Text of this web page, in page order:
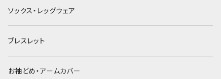
ソックス・レッグウェア
ブレスレット
お袖どめ・アームカバー